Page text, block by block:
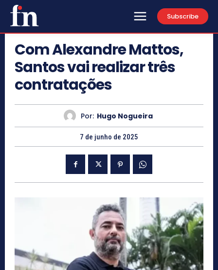
Subscribe
Com Alexandre Mattos,
Santos vai realizar três
contratações
Por: Hugo Nogueira
7 de junho de 2025